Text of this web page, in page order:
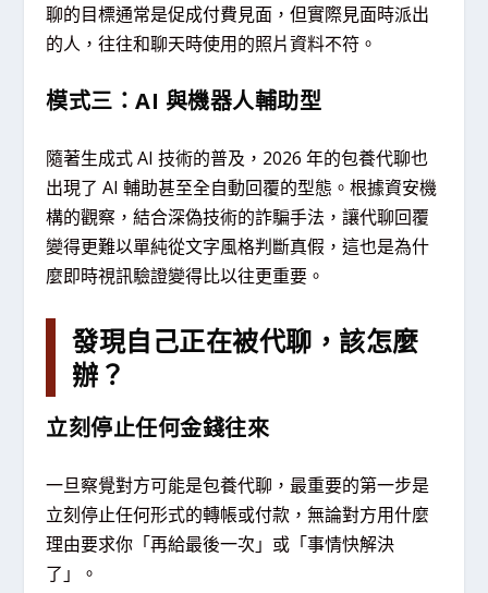
聊的目標通常是促成付費見面，但實際見面時派出
的人，往往和聊天時使用的照片資料不符。
模式三：AI 與機器人輔助型
隨著生成式 AI 技術的普及，2026 年的包養代聊也
出現了 AI 輔助甚至全自動回覆的型態。根據資安機
構的觀察，結合深偽技術的詐騙手法，讓代聊回覆
變得更難以單純從文字風格判斷真假，這也是為什
麼即時視訊驗證變得比以往更重要。
發現自己正在被代聊，該怎麼
辦？
立刻停止任何金錢往來
一旦察覺對方可能是包養代聊，最重要的第一步是
立刻停止任何形式的轉帳或付款，無論對方用什麼
理由要求你「再給最後一次」或「事情快解決
了」。